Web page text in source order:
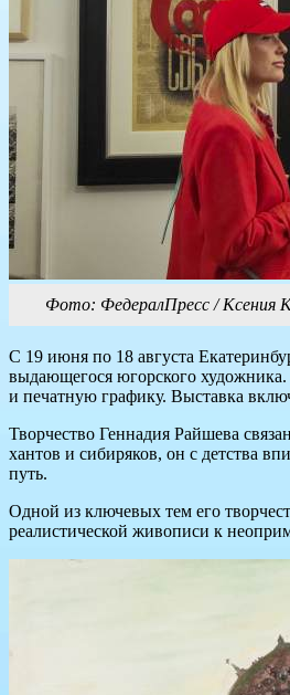
Фото: ФедералПресс / Ксения
С 19 июня по 18 августа
выдающегося югорского художника.
и печатную графику. Выставка
Творчество Геннадия Райшева
хантов и сибиряков, он с детства
путь.
Одной из ключевых тем его
реалистической живописи к